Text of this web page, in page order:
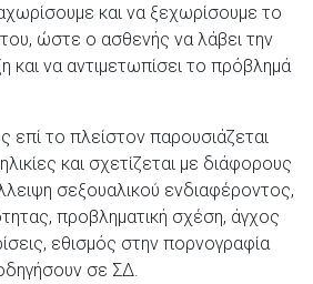
και να ξεχωρίσουμε το
του, ώστε ο ασθενής να λάβει την
και να αντιμετωπίσει το πρόβλημά
επί το πλείστον παρουσιάζεται
και σχετίζεται με διάφορους
σεξουαλικού ενδιαφέροντος,
προβληματική σχέση, άγχος
εθισμός στην πορνογραφία
σε ΣΔ.